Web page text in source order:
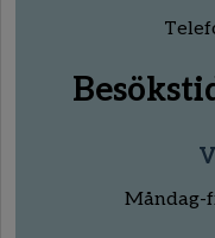
Måndag-